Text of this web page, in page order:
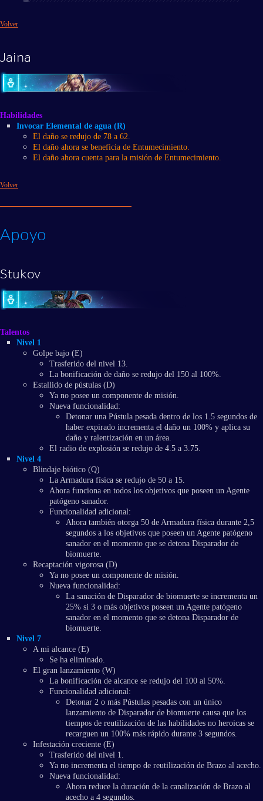
Volver
Jaina
Habilidades
Invocar Elemental de agua (R)
El daño se redujo de 78 a 62.
El daño ahora se beneficia de Entumecimiento.
El daño ahora cuenta para la misión de Entumecimiento.
Volver
Apoyo
Stukov
Talentos
Nivel 1
Golpe bajo (E)
Trasferido del nivel 13.
La bonificación de daño se redujo del 150 al 100%.
Estallido de pústulas (D)
Ya no posee un componente de misión.
Nueva funcionalidad:
Detonar una Pústula pesada dentro de los 1.5 segundos de
haber expirado incrementa el daño un 100% y aplica su
daño y ralentización en un área.
El radio de explosión se redujo de 4.5 a 3.75.
Nivel 4
Blindaje biótico (Q)
La Armadura física se redujo de 50 a 15.
Ahora funciona en todos los objetivos que poseen un Agente
patógeno sanador.
Funcionalidad adicional:
Ahora también otorga 50 de Armadura física durante 2,5
segundos a los objetivos que poseen un Agente patógeno
sanador en el momento que se detona Disparador de
biomuerte.
Recaptación vigorosa (D)
Ya no posee un componente de misión.
Nueva funcionalidad:
La sanación de Disparador de biomuerte se incrementa un
25% si 3 o más objetivos poseen un Agente patógeno
sanador en el momento que se detona Disparador de
biomuerte.
Nivel 7
A mi alcance (E)
Se ha eliminado.
El gran lanzamiento (W)
La bonificación de alcance se redujo del 100 al 50%.
Funcionalidad adicional:
Detonar 2 o más Pústulas pesadas con un único
lanzamiento de Disparador de biomuerte causa que los
tiempos de reutilización de las habilidades no heroicas se
recarguen un 100% más rápido durante 3 segundos.
Infestación creciente (E)
Trasferido del nivel 1.
Ya no incrementa el tiempo de reutilización de Brazo al acecho.
Nueva funcionalidad:
Ahora reduce la duración de la canalización de Brazo al
acecho a 4 segundos.